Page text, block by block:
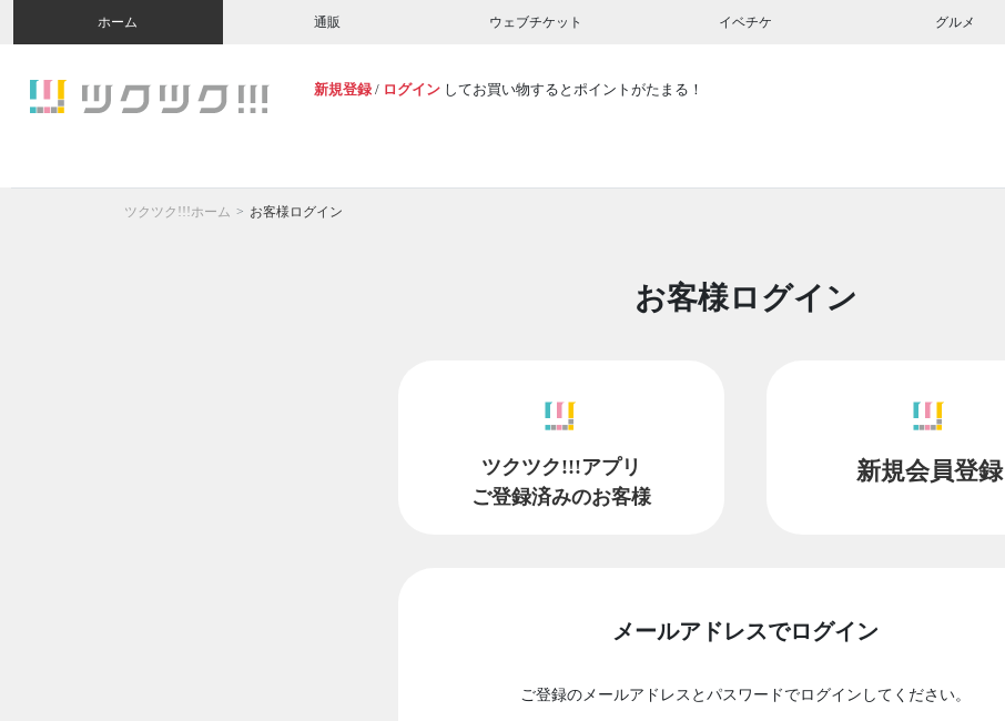
ホーム 通販 ウェブチケット イベチケ グルメ
新規登録 / ログイン してお買い物するとポイントがたまる！
ツクツク!!!ホーム お客様ログイン
お客様ログイン
ツクツク!!!アプリ
ご登録済みのお客様
新規会員登録
メールアドレスでログイン
ご登録のメールアドレスとパスワードでログインしてください。